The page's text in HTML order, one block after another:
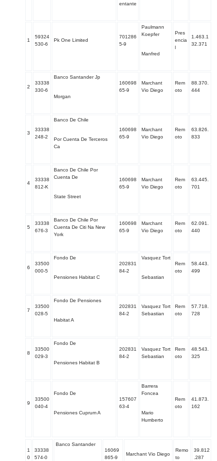
entante
1
59324
530-6
Pk One Limited
701286
5-9
Paulmann
Koepfer
Manfred
Pres
encia
l
1.463.1
32.371
2
33338
330-6
Banco Santander Jp
Morgan
160698
65-9
Marchant
Vio Diego
Rem
oto
88.370.
444
3
33338
248-2
Banco De Chile
Por Cuenta De Terceros
Ca
160698
65-9
Marchant
Vio Diego
Rem
oto
63.826.
833
4
33338
812-K
Banco De Chile Por
Cuenta De
State Street
160698
65-9
Marchant
Vio Diego
Rem
oto
63.445.
701
5
33338
676-3
Banco De Chile Por
Cuenta De Citi Na New
York
160698
65-9
Marchant
Vio Diego
Rem
oto
62.091.
440
6
33500
000-5
Fondo De
Pensiones Habitat C
202831
84-2
Vasquez Tort
Sebastian
Rem
oto
58.443.
499
7
33500
028-5
Fondo De Pensiones
Habitat A
202831
84-2
Vasquez Tort
Sebastian
Rem
oto
57.718.
728
8
33500
029-3
Fondo De
Pensiones Habitat B
202831
84-2
Vasquez Tort
Sebastian
Rem
oto
48.543.
325
9
33500
040-4
Fondo De
Pensiones Cuprum A
157607
63-4
Barrera
Foncea
Mario
Humberto
Rem
oto
41.873.
162
1
0
33338
574-0
Banco Santander
16069
865-9
Marchant Vio Diego
Remo
to
39.812
.287